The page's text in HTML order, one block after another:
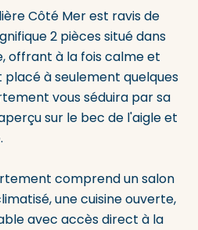
Côté Mer est ravis de
2 pièces situé dans
offrant à la fois calme et
à seulement quelques
vous séduira par sa
sur le bec de l'aigle et
comprend un salon
une cuisine ouverte,
avec accès direct à la